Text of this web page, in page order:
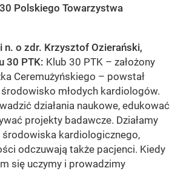
Polskiego Towarzystwa
n. o zdr. Krzysztof Ozierański,
30 PTK: Klub 30 PTK – założony
Ceremużyńskiego – powstał
młodych kardiologów.
działania naukowe, edukować
projekty badawcze. Działamy
kardiologicznego,
odczuwają także pacjenci. Kiedy
się uczymy i prowadzimy